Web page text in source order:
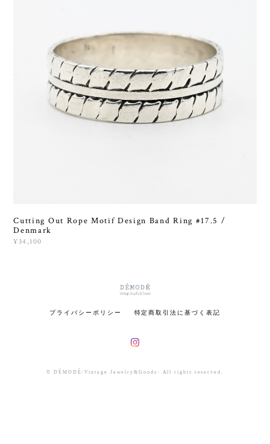
Cutting Out Rope Motif Design Band Ring #17.5 /
Denmark
¥34,100
プライバシーポリシー 特定商取引法に基づく表記
© DÉMODÉ-Vintage Jewelry&Goods- All rights reserved.